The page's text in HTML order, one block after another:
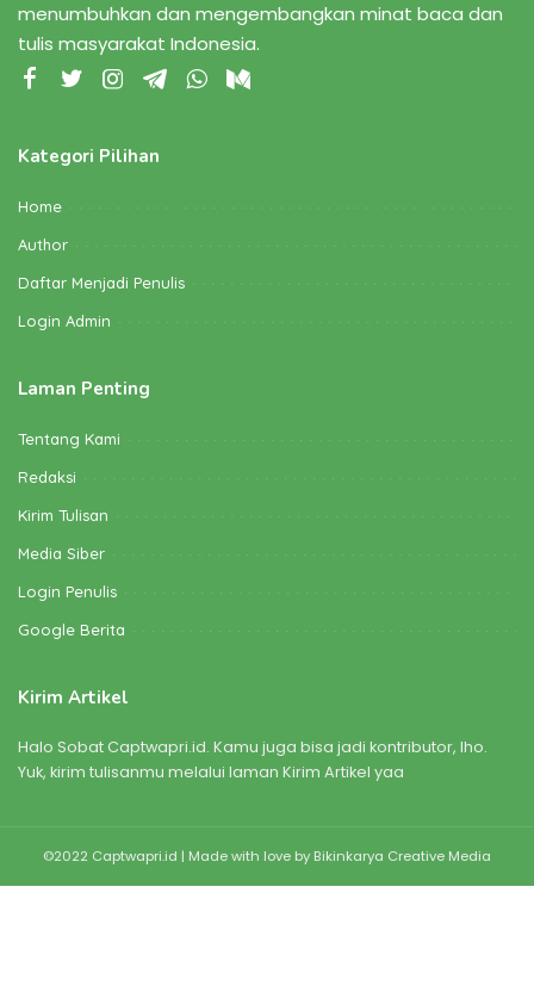
menumbuhkan dan mengembangkan minat baca dan
tulis masyarakat Indonesia.
Kategori Pilihan
Home
Author
Daftar Menjadi Penulis
Login Admin
Laman Penting
Tentang Kami
Redaksi
Kirim Tulisan
Media Siber
Login Penulis
Google Berita
Kirim Artikel
Halo Sobat Captwapri.id. Kamu juga bisa jadi kontributor, lho.
Yuk, kirim tulisanmu melalui laman Kirim Artikel yaa
©2022 Captwapri.id | Made with love by Bikinkarya Creative Media